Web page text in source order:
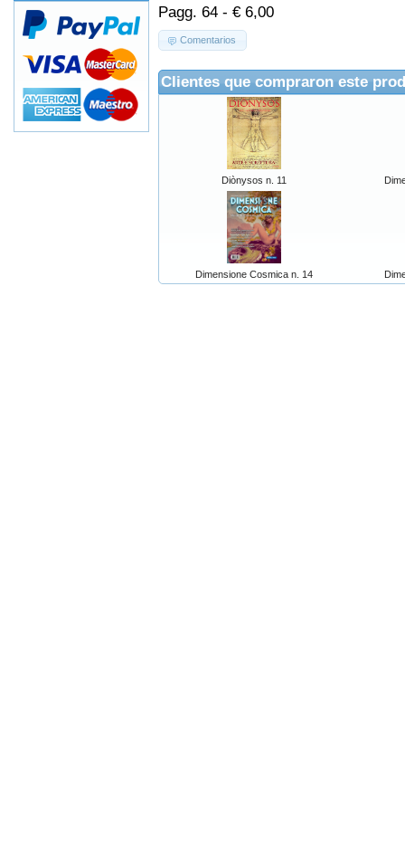
Pagg. 64 - € 6,00
Comentarios
Clientes que compraron este
Diònysos n. 11
Dimensione Cosmica n. 14